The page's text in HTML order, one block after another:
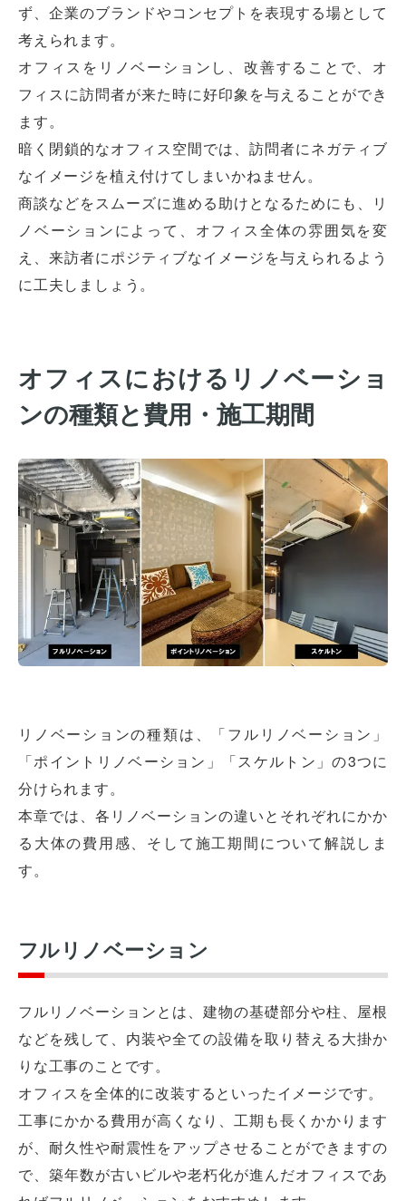
ず、企業のブランドやコンセプトを表現する場として
考えられます。
オフィスをリノベーションし、改善することで、オ
フィスに訪問者が来た時に好印象を与えることができ
ます。
暗く閉鎖的なオフィス空間では、訪問者にネガティブ
なイメージを植え付けてしまいかねません。
商談などをスムーズに進める助けとなるためにも、リ
ノベーションによって、オフィス全体の雰囲気を変
え、来訪者にポジティブなイメージを与えられるよう
に工夫しましょう。
オフィスにおけるリノベーショ
ンの種類と費用・施工期間
リノベーションの種類は、「フルリノベーション」
「ポイントリノベーション」「スケルトン」の3つに
分けられます。
本章では、各リノベーションの違いとそれぞれにかか
る大体の費用感、そして施工期間について解説しま
す。
フルリノベーション
フルリノベーションとは、建物の基礎部分や柱、屋根
などを残して、内装や全ての設備を取り替える大掛か
りな工事のことです。
オフィスを全体的に改装するといったイメージです。
工事にかかる費用が高くなり、工期も長くかかります
が、耐久性や耐震性をアップさせることができますの
で、築年数が古いビルや老朽化が進んだオフィスであ